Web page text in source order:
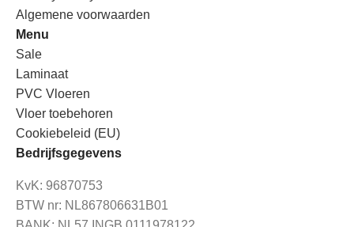
Algemene voorwaarden
Menu
Sale
Laminaat
PVC Vloeren
Vloer toebehoren
Cookiebeleid (EU)
Bedrijfsgegevens
KvK: 96870753
BTW nr: NL867806631B01